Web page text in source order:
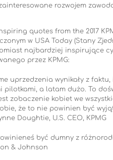
rozwojem
quotes from the 2017
w USA Today (Stany
najbardziej inspirujące
przez KPMG:
uprzedzenia wynikały z
pilotkami, a latam dużo. To
zobaczenie kobiet we
że to nie powinien być
Doughtie, U.S. CEO, KPMG
być dumny z
& Johnson